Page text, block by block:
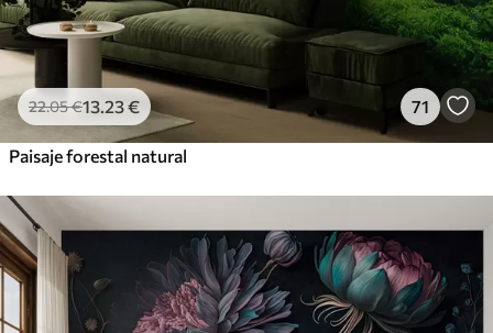
22.05€13 .23€ 71
Paisaje forestal natural